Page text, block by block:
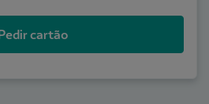
cartão